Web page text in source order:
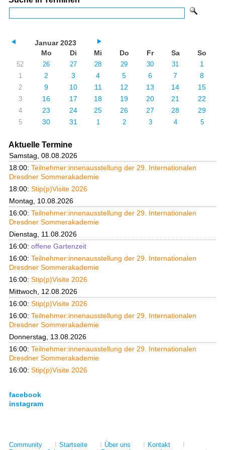
Januar 2023
Mo
Di Mi Do Fr Sa So
52 26 27 28 29 30 31 1
1 2 3 4 5 6 7 8
2 9 10 11 12 13 14 15
3 16 17 18 19 20 21 22
4 23 24 25 26 27 28 29
5 30 31 1 2 3 4 5
Aktuelle Termine
Samstag, 08.08.2026
18:00: Teilnehmer:innenausstellung der 29. Internationalen
Dresdner Sommerakademie
18:00: Stip(p)Visite 2026
Montag, 10.08.2026
16:00: Teilnehmer:innenausstellung der 29. Internationalen
Dresdner Sommerakademie
Dienstag, 11.08.2026
16:00: offene Gartenzeit
16:00: Teilnehmer:innenausstellung der 29. Internationalen
Dresdner Sommerakademie
16:00: Stip(p)Visite 2026
Mittwoch, 12.08.2026
16:00: Stip(p)Visite 2026
16:00: Teilnehmer:innenausstellung der 29. Internationalen
Dresdner Sommerakademie
Donnerstag, 13.08.2026
16:00: Teilnehmer:innenausstellung der 29. Internationalen
Dresdner Sommerakademie
16:00: Stip(p)Visite 2026
facebook
instagram
Community Startseite Über uns Kontakt